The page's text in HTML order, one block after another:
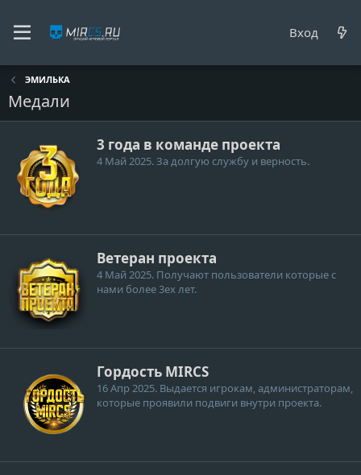
Вход
ЭМИЛЬКА
Медали
3 года в команде проекта
4 Май 2025. За долгую службу и верность.
Ветеран проекта
4 Май 2025. Получают пользователи которые с
нами более 3ех лет.
Гордость MIRCS
16 Апр 2025. Выдается игрокам, администраторам,
которые проявили подвиги внутри проекта.